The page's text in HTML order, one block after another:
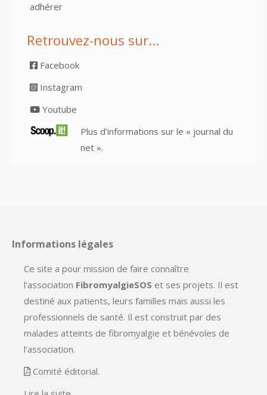
adhérer
Retrouvez-nous sur…
Facebook
Instagram
Youtube
Plus d’informations sur le « journal du
net ».
Informations légales
Ce site a pour mission de faire connaître
l’association FibromyalgieSOS et ses projets. Il est
destiné aux patients, leurs familles mais aussi les
professionnels de santé. Il est construit par des
malades atteints de fibromyalgie et bénévoles de
l’association.
Comité éditorial.